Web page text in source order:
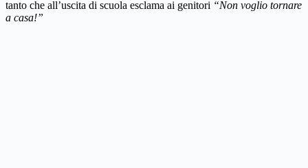
tanto che all’uscita di scuola esclama ai genitori “Non voglio tornare
a casa!”